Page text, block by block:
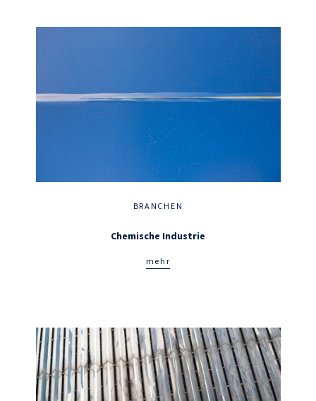
BRANCHEN
Chemische Industrie
mehr